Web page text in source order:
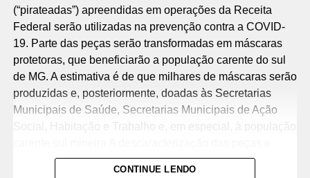
(“pirateadas”) apreendidas em operações da Receita
Federal serão utilizadas na prevenção contra a COVID-
19. Parte das peças serão transformadas em máscaras
protetoras, que beneficiarão a população carente do sul
de MG. A estimativa é de que milhares de máscaras serão
produzidas e, posteriormente, doadas às Secretarias
Municipais de Saúde, Secretarias Municipais de Ação
fabricação das máscaras ficarão por conta do
CONTINUE LENDO